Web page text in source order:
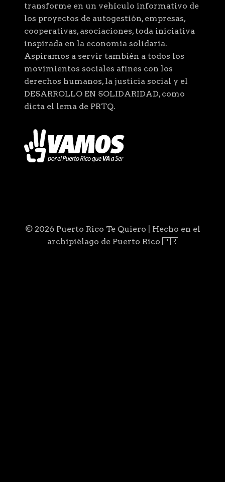
transforme en un vehículo informativo de
los proyectos de autogestión, empresas,
cooperativas, asociaciones, toda iniciativa
inspirada en la economía solidaria.
Aspiramos a servir también a todos los
movimientos sociales afines con los
derechos humanos, la justicia social y el
DESARROLLO EN SOLIDARIDAD, como
dicta el lema de PRTQ.
© 2026 Puerto Rico Te Quiero | Hecho en el
archipiélago de Puerto Rico 🇵🇷